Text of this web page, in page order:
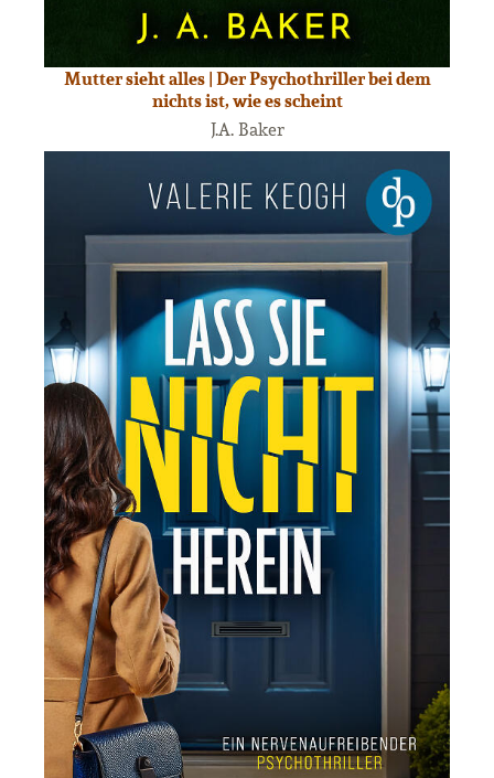
Mutter sieht alles | Der Psychothriller bei dem
nichts ist, wie es scheint
J.A. Baker